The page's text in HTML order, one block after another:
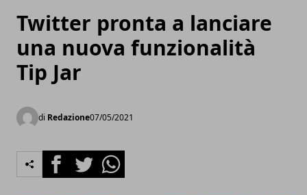
Twitter pronta a lanciare
una nuova funzionalità
Tip Jar
di Redazione07/05/2021
FacebookTwitterWhatsapp